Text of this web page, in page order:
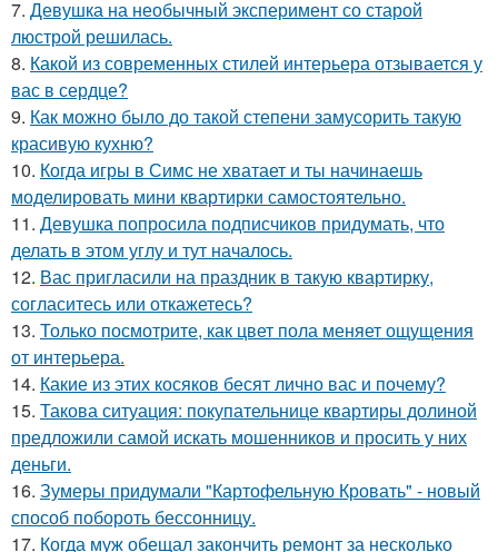
7. Девушка на необычный эксперимент со старой
люстрой решилась.
8. Какой из современных стилей интерьера отзывается у
вас в сердце?
9. Как можно было до такой степени замусорить такую
красивую кухню?
10. Когда игры в Симс не хватает и ты начинаешь
моделировать мини квартирки самостоятельно.
11. Девушка попросила подписчиков придумать, что
делать в этом углу и тут началось.
12. Вас пригласили на праздник в такую квартирку,
согласитесь или откажетесь?
13. Только посмотрите, как цвет пола меняет ощущения
от интерьера.
14. Какие из этих косяков бесят лично вас и почему?
15. Такова ситуация: покупательнице квартиры долиной
предложили самой искать мошенников и просить у них
деньги.
16. Зумеры придумали "Картофельную Кровать" - новый
способ побороть бессонницу.
17. Когда муж обещал закончить ремонт за несколько